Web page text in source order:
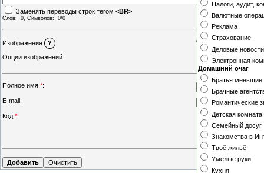
Налоги, аудит,
Валютные
Реклама
Страхование
Деловые
Электронная
Домашний очаг
Братья меньшие
Брачные
Романтические
Детская комната
Семейный досуг
Знакомства в
Твоё жильё
Умелые руки
Кухня
Заменять переводы строк тегом <BR>
Слов: 0 , Символов: 0/0
Изображения ? : Стандартный
Опции изображений: Поставить
Полное имя *:
E-mail:
Код *: